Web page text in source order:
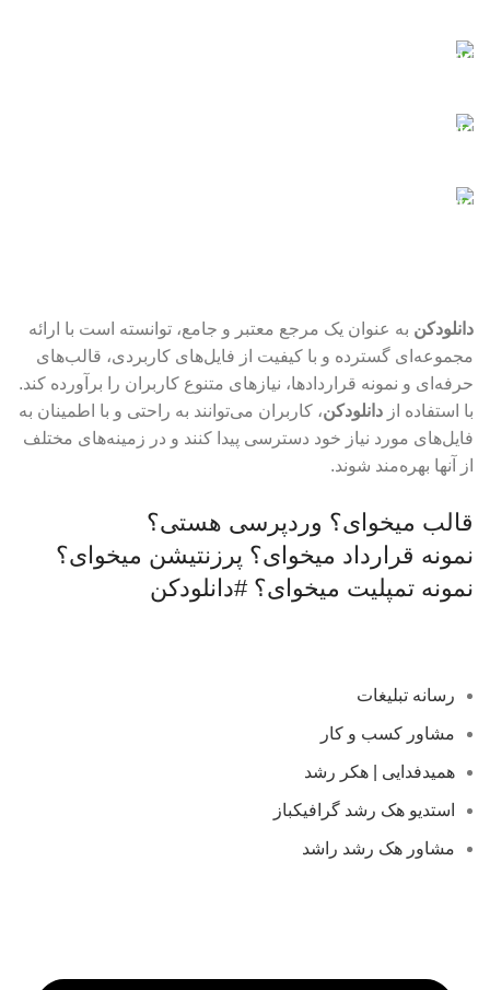
دانلودکن به عنوان یک مرجع معتبر و جامع، توانسته است با ارائه
مجموعه‌ای گسترده و با کیفیت از فایل‌های کاربردی، قالب‌های
حرفه‌ای و نمونه قراردادها، نیازهای متنوع کاربران را برآورده کند.
با استفاده از دانلودکن، کاربران می‌توانند به راحتی و با اطمینان به
فایل‌های مورد نیاز خود دسترسی پیدا کنند و در زمینه‌های مختلف
از آنها بهره‌مند شوند.
قالب میخوای؟ وردپرسی هستی؟
نمونه قرارداد میخوای؟ پرزنتیشن میخوای؟
نمونه تمپلیت میخوای؟#دانلودکن
رسانه تبلیغات
مشاور کسب و کار
همیدفدایی | هکر رشد
استدیو هک رشد گرافیکباز
مشاور هک رشد راشد